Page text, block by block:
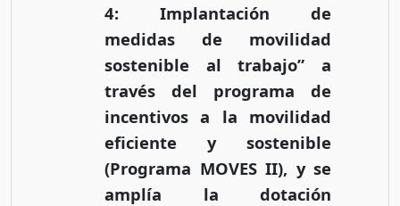
4: Implantación de
medidas de movilidad
sostenible al trabajo” a
través del programa de
incentivos a la movilidad
eficiente y sostenible
(Programa MOVES II), y se
amplía la dotación